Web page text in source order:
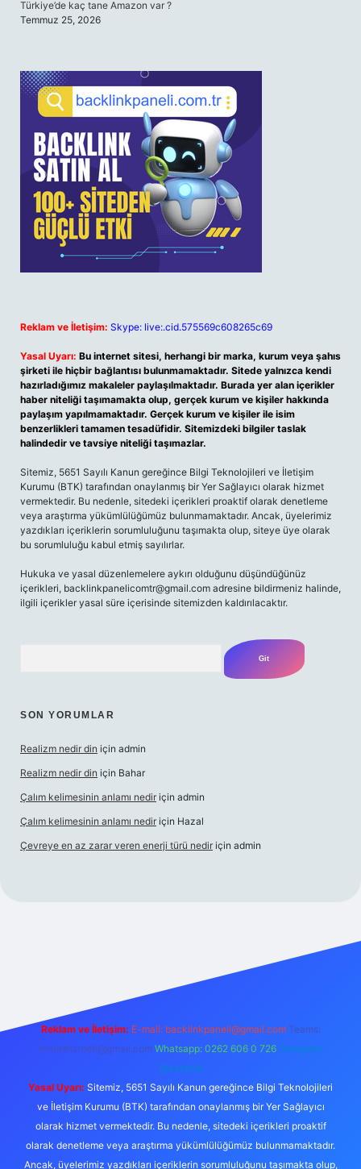
Türkiye’de kaç tane Amazon var ?
Temmuz 25, 2026
Reklam ve İletişim: Skype: live:.cid.575569c608265c69
Yasal Uyarı: Bu internet sitesi, herhangi bir marka, kurum veya şahıs
şirketi ile hiçbir bağlantısı bulunmamaktadır. Sitede yalnızca kendi
hazırladığımız makaleler paylaşılmaktadır. Burada yer alan içerikler
haber niteliği taşımamakta olup, gerçek kurum ve kişiler hakkında
paylaşım yapılmamaktadır. Gerçek kurum ve kişiler ile isim
benzerlikleri tamamen tesadüfidir. Sitemizdeki bilgiler taslak
halindedir ve tavsiye niteliği taşımazlar.
Sitemiz, 5651 Sayılı Kanun gereğince Bilgi Teknolojileri ve İletişim
Kurumu (BTK) tarafından onaylanmış bir Yer Sağlayıcı olarak hizmet
vermektedir. Bu nedenle, sitedeki içerikleri proaktif olarak denetleme
veya araştırma yükümlülüğümüz bulunmamaktadır. Ancak, üyelerimiz
yazdıkları içeriklerin sorumluluğunu taşımakta olup, siteye üye olarak
bu sorumluluğu kabul etmiş sayılırlar.
Hukuka ve yasal düzenlemelere aykırı olduğunu düşündüğünüz
içerikleri, backlinkpanelicomtr@gmail.com adresine bildirmeniz halinde,
ilgili içerikler yasal süre içerisinde sitemizden kaldırılacaktır.
SON YORUMLAR
Realizm nedir din için admin
Realizm nedir din için Bahar
Çalım kelimesinin anlamı nedir için admin
Çalım kelimesinin anlamı nedir için Hazal
Çevreye en az zarar veren enerji türü nedir için admin
Reklam ve İletişim: E-mail: backlinkpaneli@gmail.com Teams:
forumhizmeti@gmail.com Whatsapp: 0262 606 0 726 Telegram:
@karabul
Yasal Uyarı: Sitemiz, 5651 Sayılı Kanun gereğince Bilgi Teknolojileri
ve İletişim Kurumu (BTK) tarafından onaylanmış bir Yer Sağlayıcı
olarak hizmet vermektedir. Bu nedenle, sitedeki içerikleri proaktif
olarak denetleme veya araştırma yükümlülüğümüz bulunmamaktadır.
Ancak, üyelerimiz yazdıkları içeriklerin sorumluluğunu taşımakta olup,